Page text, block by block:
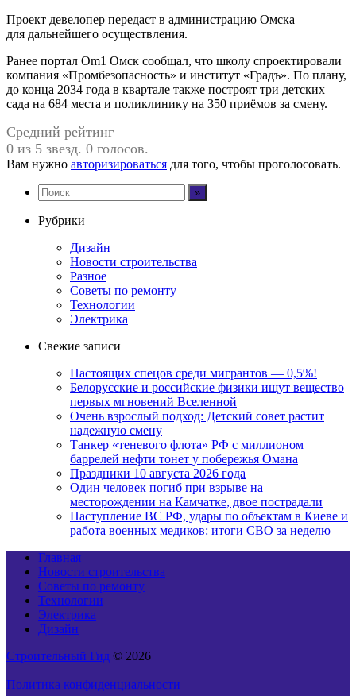
Проект девелопер передаст в администрацию Омска
для дальнейшего осуществления.
Ранее портал Om1 Омск сообщал, что школу спроектировали
компания «Промбезопасность» и институт «Градъ». По плану,
до конца 2034 года в квартале также построят три детских
сада на 684 места и поликлинику на 350 приёмов за смену.
Средний рейтинг
0 из 5 звезд. 0 голосов.
Вам нужно авторизироваться для того, чтобы проголосовать.
Рубрики
Дизайн
Новости строительства
Разное
Советы по ремонту
Технологии
Электрика
Свежие записи
Настоящих спецов среди мигрантов — 0,5%!
Белорусские и российские физики ищут вещество
первых мгновений Вселенной
Очень взрослый подход: Детский совет растит
надежную смену
Танкер «теневого флота» РФ с миллионом
баррелей нефти тонет у побережья Омана
Праздники 10 августа 2026 года
Один человек погиб при взрыве на
месторождении на Камчатке, двое пострадали
Наступление ВС РФ, удары по объектам в Киеве и
работа военных медиков: итоги СВО за неделю
Главная
Новости строительства
Советы по ремонту
Технологии
Электрика
Дизайн
Строительный Гид © 2026
Политика конфиденциальности